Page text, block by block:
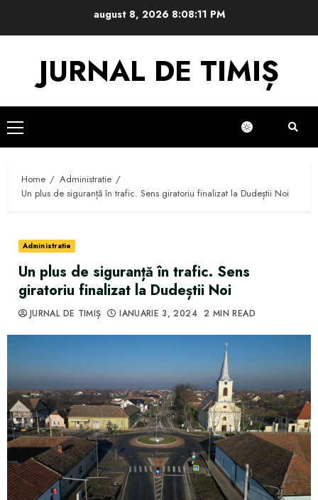
august 8, 2026 8:08:11 PM
JURNAL DE TIMIȘ
Primary
Menu
Home
Administratie
Un plus de siguranță în trafic. Sens giratoriu finalizat la Dudeștii Noi
Administratie
Un plus de siguranță în trafic. Sens
giratoriu finalizat la Dudeștii Noi
JURNAL DE TIMIȘ IANUARIE 3, 2024 2 MIN READ